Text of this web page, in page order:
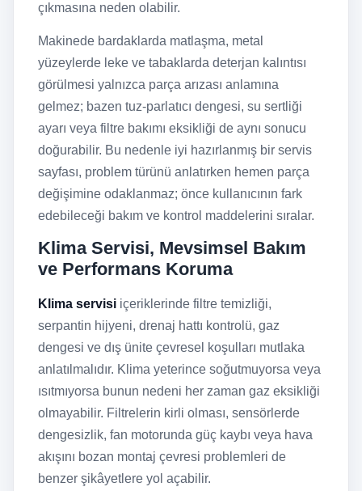
çıkmasına neden olabilir.
Makinede bardaklarda matlaşma, metal
yüzeylerde leke ve tabaklarda deterjan kalıntısı
görülmesi yalnızca parça arızası anlamına
gelmez; bazen tuz-parlatıcı dengesi, su sertliği
ayarı veya filtre bakımı eksikliği de aynı sonucu
doğurabilir. Bu nedenle iyi hazırlanmış bir servis
sayfası, problem türünü anlatırken hemen parça
değişimine odaklanmaz; önce kullanıcının fark
edebileceği bakım ve kontrol maddelerini sıralar.
Klima Servisi, Mevsimsel Bakım
ve Performans Koruma
Klima servisi içeriklerinde filtre temizliği,
serpantin hijyeni, drenaj hattı kontrolü, gaz
dengesi ve dış ünite çevresel koşulları mutlaka
anlatılmalıdır. Klima yeterince soğutmuyorsa veya
ısıtmıyorsa bunun nedeni her zaman gaz eksikliği
olmayabilir. Filtrelerin kirli olması, sensörlerde
dengesizlik, fan motorunda güç kaybı veya hava
akışını bozan montaj çevresi problemleri de
benzer şikâyetlere yol açabilir.